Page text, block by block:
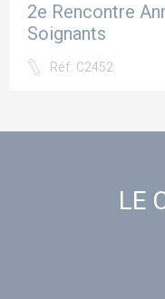
2e Rencontre
Soignants
Réf. C2452
LE